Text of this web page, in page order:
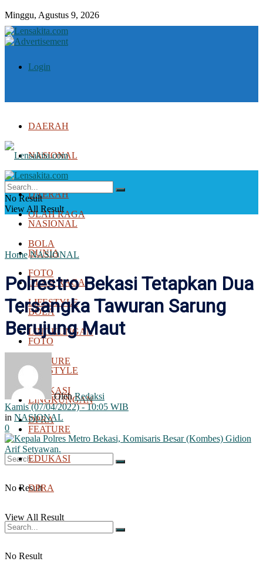
Minggu, Agustus 9, 2026
Login
DAERAH
NASIONAL
DUNIA
OLAH RAGA
BOLA
FOTO
LIFESTYLE
LINGKUNGAN
FEATURE
EDUKASI
DPRA
No Result
View All Result
DAERAH
NASIONAL
DUNIA
OLAH RAGA
BOLA
FOTO
LIFESTYLE
LINGKUNGAN
FEATURE
EDUKASI
DPRA
No Result
No Result
View All Result
Home NASIONAL
Polrestro Bekasi Tetapkan Dua
Tersangka Tawuran Sarung
Berujung Maut
Oleh Redaksi
Kamis (07/04/2022) - 10:05 WIB
in NASIONAL
0